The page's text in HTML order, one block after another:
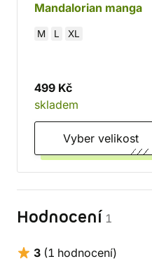
Mandalorian manga
M L XL
499 Kč
skladem
Vyber velikost
Hodnocení 1
3 (1 hodnocení)